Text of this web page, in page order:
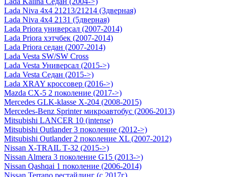
Lada Niva 4х4 21213/21214 (3дверная)
Lada Niva 4х4 2131 (5дверная)
Lada Priora универсал (2007-2014)
Lada Priora хэтчбек (2007-2014)
Lada Priora седан (2007-2014)
Lada Vesta SW/SW Cross
Lada Vesta Универсал (2015->)
Lada Vesta Седан (2015->)
Lada XRAY кроссовер (2016->)
Mazda CX-5 2 поколение (2017->)
Mercedes GLK-klasse Х-204 (2008-2015)
Mercedes-Benz Sprinter микроавтобус (2006-2013)
Mitsubishi LANCER 10 (intense)
Mitsubishi Outlander 3 поколение (2012->)
Mitsubishi Outlander 2 поколение XL (2007-2012)
Nissan X-TRAIL Т-32 (2015->)
Nissan Almera 3 поколение G15 (2013->)
Nissan Qashqai 1 поколение (2006-2014)
Nissan Terrano рестайлинг (с 2017г)